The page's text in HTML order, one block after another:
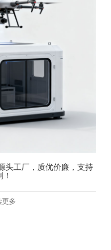
头工厂，质优价廉，支持
更多